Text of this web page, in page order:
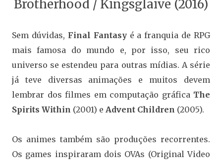
Brotherhood / Kingsglaive (2016)
Sem dúvidas, Final Fantasyé a franquia de RPG
mais famosa do mundo e, por isso, seu rico
universo se estendeu para outras mídias. A série
já teve diversas animações e muitos devem
lembrar dos filmes em computação gráfica The
Spirits Within (2001) e Advent Children (2005).
Os animes também são produções recorrentes.
Os games inspiraram dois OVAs (Original Video